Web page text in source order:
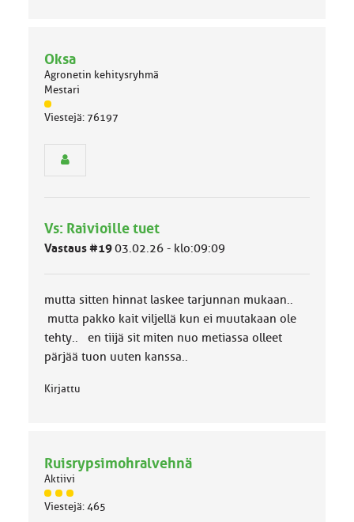
Oksa
Agronetin kehitysryhmä
Mestari
J
ä
m
ä
k
k
a
Viestejä: 76197
Vs: Raivioille tuet
Vastaus #1903.02.26 - klo:09:09
mutta sitten hinnat laskee tarjunnan mukaan..
mutta pakko kait viljellä kun ei muutakaan ole
tehty.. en tiijä sit miten nuo metiassa olleet
pärjää tuon uuten kanssa..
Kirjattu
Ruisrypsimohralvehnä
Aktiivi
J
ä
Viestejä: 465